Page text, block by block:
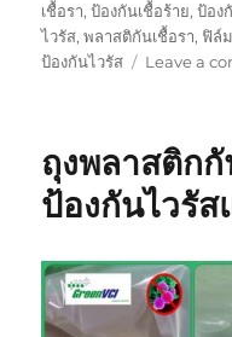
เชื้อรา,ป้องกันเชื้อร้าย,ป้อง
ไวรัส,พลาสติกันเชื้อรา, ฟิล์
ป้องกันไวรัส
Leave a
ถุงพลาสติก
ป้องกันไวรัส